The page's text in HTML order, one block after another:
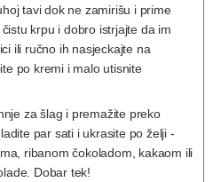
tavi dok ne zamirišu i prime
krpu i dobro istrjajte da im
ili ručno ih nasjeckajte na
po kremi i malo utisnite
za šlag i premažite preko
par sati i ukrasite po želji -
ribanom čokoladom, kakaom ili
Dobar tek!